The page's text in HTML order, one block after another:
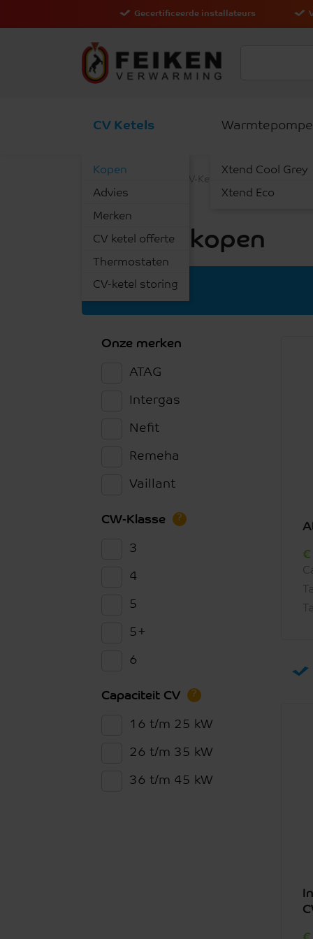
Gecertificeerde installateurs
CV Ketels
Kopen
Advies
Merken
CV ketel offerte
Thermostaten
CV-ketel storing
Xtend Cool Grey
Xtend Eco
CV-Ketels
CV-Ketel kopen
Onze merken
ATAG
Intergas
Nefit
Remeha
Vaillant
CW-Klasse ?
3
4
5
5+
6
Capaciteit CV ?
16 t/m 25 kW
26 t/m 35 kW
36 t/m 45 kW